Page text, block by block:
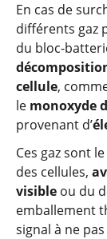
En cas de
différents gaz
du bloc-
cellule,
le monoxyde
provenant d’
Ces gaz sont
des cellules,
visible ou du
emballement
signal à ne